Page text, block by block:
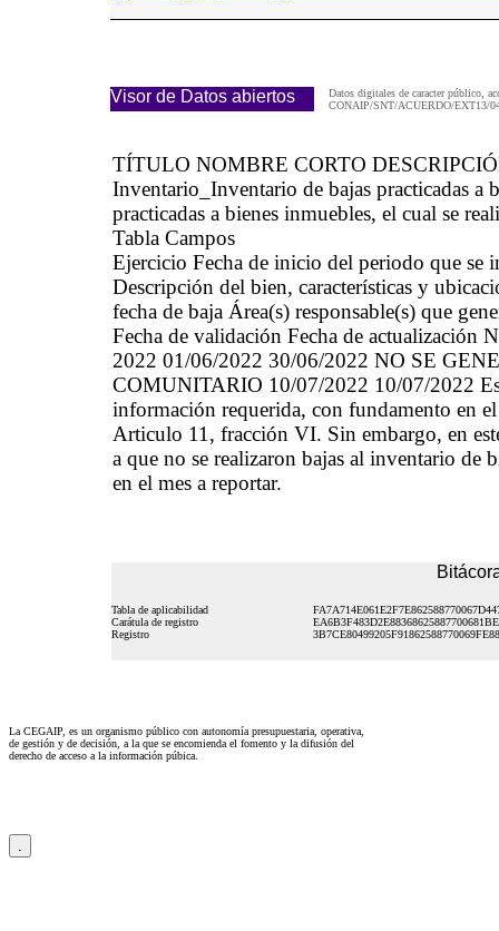
Visor de Datos abiertos
Datos digitales de caracter público,
CONAIP/SNT/ACUERDO/EXT13/
TÍTULO NOMBRE CORTO
Inventario_Inventario de bajas practicadas
practicadas a bienes inmuebles, el cual se
Tabla Campos
Ejercicio Fecha de inicio del periodo que se
Descripción del bien, características y
fecha de baja Área(s) responsable(s) que
Fecha de validación Fecha de actualización
2022 01/06/2022 30/06/2022 NO SE
COMUNITARIO 10/07/2022 10/07/2022
información requerida, con fundamento en
Articulo 11, fracción VI. Sin embargo, en
a que no se realizaron bajas al inventario de
en el mes a reportar.
Tabla de aplicabilidad
Carátula de registro
Registro
3B7CE80499205F91862588770069FE88
La CEGAIP, es un organismo público con autonomía presupuestaria, operativa,
de gestión y de decisión, a la que se encomienda el fomento y la difusión del
derecho de acceso a la información púbica.